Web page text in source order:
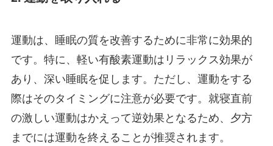
運動は、睡眠の質を改善するために非常に効果的
です。特に、軽い有酸素運動はリラックス効果が
あり、深い睡眠を促します。ただし、運動をする
際はそのタイミングに注意が必要です。就寝直前
の激しい運動はかえって逆効果となるため、夕方
までには運動を終えることが推奨されます。